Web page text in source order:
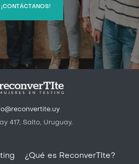
¡CONTÁCTANOS!
417, Salto, Uruguay.
¿Qué es ReconverTIte?